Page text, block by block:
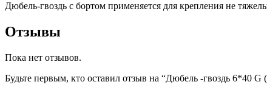
Дюбель-гвоздь с бортом применяется для крепления не
Отзывы
Пока нет отзывов.
Будьте первым, кто оставил отзыв на “Дюбель -гвоздь 6*40 G